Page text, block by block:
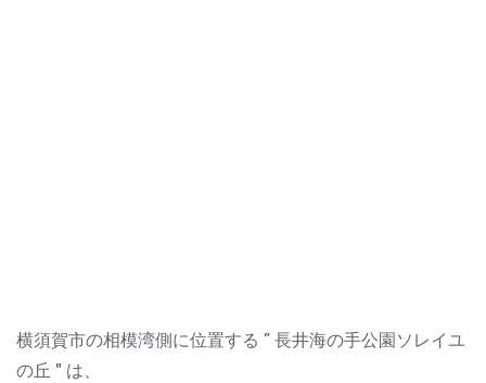
横須賀市の相模湾側に位置する ” 長井海の手公園ソレイユ
の丘 " は、